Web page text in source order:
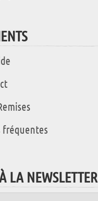
fréquentes
LA NEWSLETTER